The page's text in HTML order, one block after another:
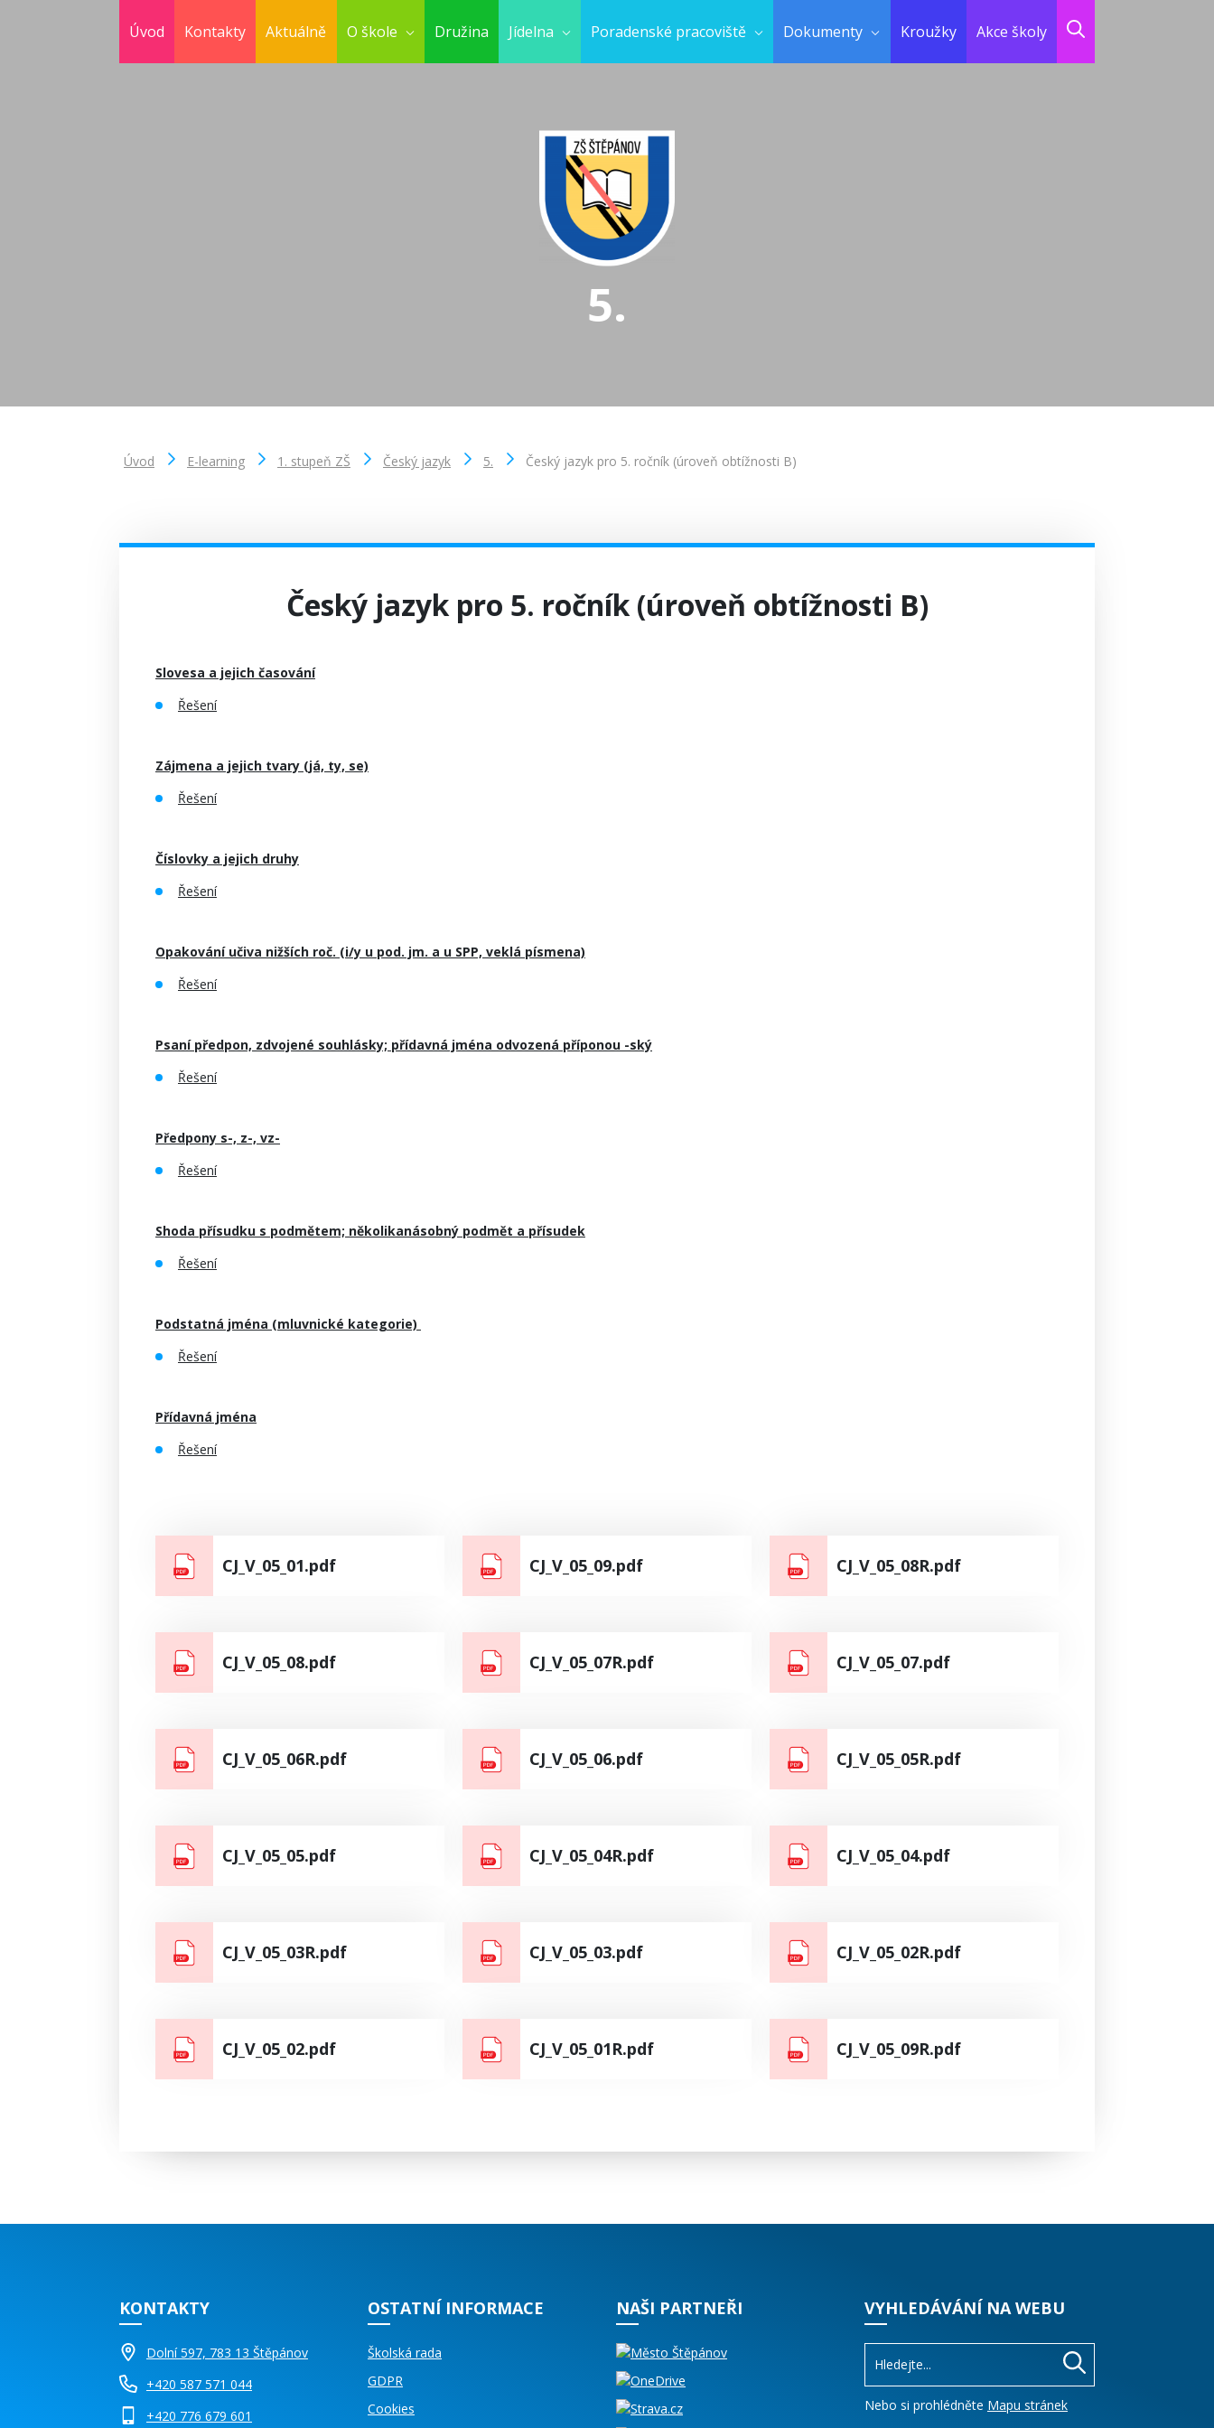
Úvod Kontakty Aktuálně O škole Družina Jídelna Poradenské pracoviště Dokumenty Kroužky Akce školy
5.
Úvod E-learning 1. stupeň ZŠ Český jazyk 5. Český jazyk pro 5. ročník (úroveň obtížnosti B)
Český jazyk pro 5. ročník (úroveň obtížnosti B)
Slovesa a jejich časování
Řešení
Zájmena a jejich tvary (já, ty, se)
Řešení
Číslovky a jejich druhy
Řešení
Opakování učiva nižších roč. (i/y u pod. jm. a u SPP, veklá písmena)
Řešení
Psaní předpon, zdvojené souhlásky; přídavná jména odvozená příponou -ský
Řešení
Předpony s-, z-, vz-
Řešení
Shoda přísudku s podmětem; několikanásobný podmět a přísudek
Řešení
Podstatná jména (mluvnické kategorie)
Řešení
Přídavná jména
Řešení
CJ_V_05_01.pdf CJ_V_05_09.pdf CJ_V_05_08R.pdf
CJ_V_05_08.pdf CJ_V_05_07R.pdf CJ_V_05_07.pdf
CJ_V_05_06R.pdf CJ_V_05_06.pdf CJ_V_05_05R.pdf
CJ_V_05_05.pdf CJ_V_05_04R.pdf CJ_V_05_04.pdf
CJ_V_05_03R.pdf CJ_V_05_03.pdf CJ_V_05_02R.pdf
CJ_V_05_02.pdf CJ_V_05_01R.pdf CJ_V_05_09R.pdf
KONTAKTY
Dolní 597, 783 13 Štěpánov
+420 587 571 044
+420 776 679 601
OSTATNÍ INFORMACE
Školská rada
GDPR
Cookies
NAŠI PARTNEŘI VYHLEDÁVÁNÍ NA WEBU
Nebo si prohlédněte Mapu stránek